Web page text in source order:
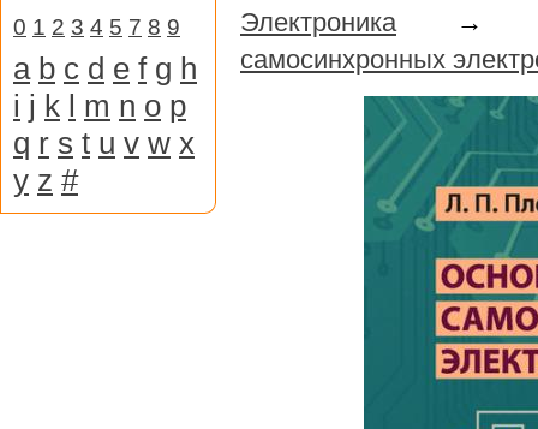
Электроника
самосинхронных
0 1 2 3 4 5 7 8 9
a b c d e f g h
i j k l m n o p
q r s t u v w x
y z #